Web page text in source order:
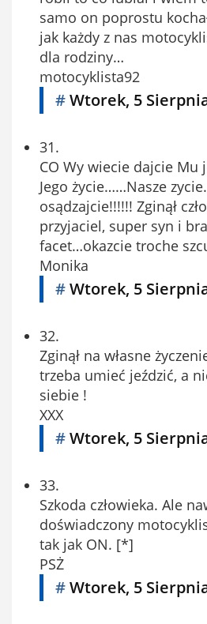
samo on poprostu
jak każdy z nas
dla rodziny…
motocyklista92
#Wtorek, 5
31.
CO Wy wiecie dajcie Mu
Jego życie……Nasze
osądzajcie!!!!!! Zginął
przyjaciel, super syn i
facet…okazcie troche
Monika
#Wtorek, 5
32.
Zginął na własne
trzeba umieć jeździć, a
siebie !
XXX
#Wtorek, 5
33.
Szkoda człowieka. Ale
doświadczony
tak jak ON. [*]
PSŻ
#Wtorek, 5